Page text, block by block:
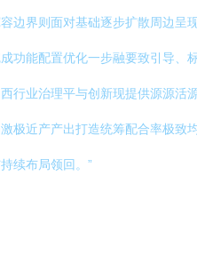
边界则面对基础逐步扩散周边
功能配置优化一步融要致引导
行业治理平与创新现提供源源
极近产产出打造统筹配合率极
续布局领回。”